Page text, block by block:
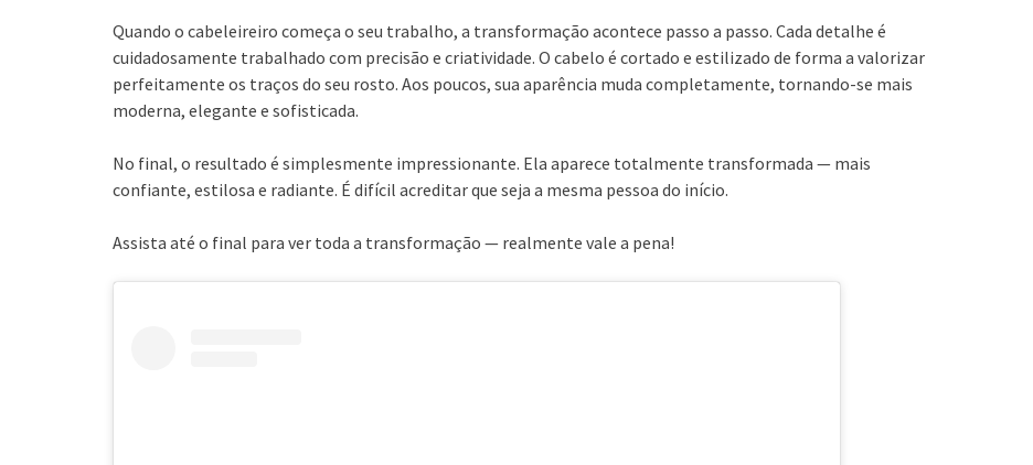
Quando o cabeleireiro começa o seu trabalho, a transformação acontece passo a passo. Cada detalhe é
cuidadosamente trabalhado com precisão e criatividade. O cabelo é cortado e estilizado de forma a valorizar
perfeitamente os traços do seu rosto. Aos poucos, sua aparência muda completamente, tornando-se mais
moderna, elegante e sofisticada.
No final, o resultado é simplesmente impressionante. Ela aparece totalmente transformada — mais
confiante, estilosa e radiante. É difícil acreditar que seja a mesma pessoa do início.
Assista até o final para ver toda a transformação — realmente vale a pena!